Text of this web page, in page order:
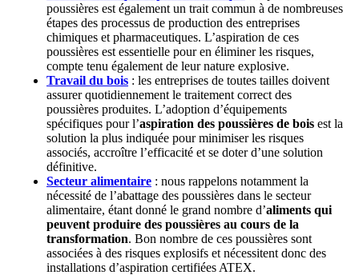
poussières est également un trait commun à de nombreuses
étapes des processus de production des entreprises
chimiques et pharmaceutiques. L’aspiration de ces
poussières est essentielle pour en éliminer les risques,
compte tenu également de leur nature explosive.
Travail du bois : les entreprises de toutes tailles doivent
assurer quotidiennement le traitement correct des
poussières produites. L’adoption d’équipements
spécifiques pour l’aspiration des poussières de bois est la
solution la plus indiquée pour minimiser les risques
associés, accroître l’efficacité et se doter d’une solution
définitive.
Secteur alimentaire : nous rappelons notamment la
nécessité de l’abattage des poussières dans le secteur
alimentaire, étant donné le grand nombre d’aliments qui
peuvent produire des poussières au cours de la
transformation. Bon nombre de ces poussières sont
associées à des risques explosifs et nécessitent donc des
installations d’aspiration certifiées ATEX.